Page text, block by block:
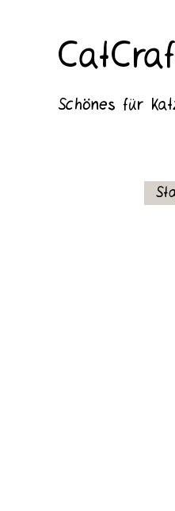
Schönes für